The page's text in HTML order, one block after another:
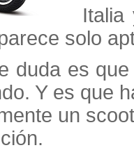
Italia
solo
duda es
Y es que
un